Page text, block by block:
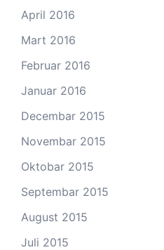
April 2016
Mart 2016
Februar 2016
Januar 2016
Decembar 2015
Novembar 2015
Oktobar 2015
Septembar 2015
August 2015
Juli 2015